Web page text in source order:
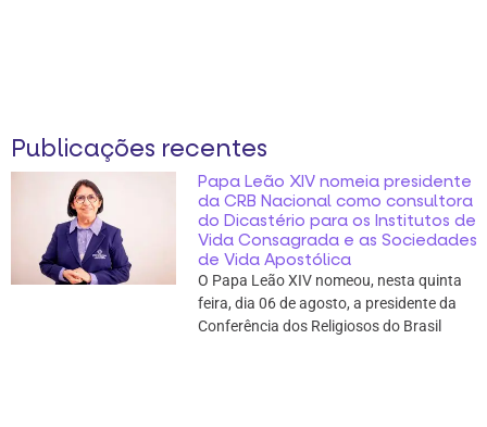
Publicações recentes
Papa Leão XIV nomeia presidente
da CRB Nacional como consultora
do Dicastério para os Institutos de
Vida Consagrada e as Sociedades
de Vida Apostólica
O Papa Leão XIV nomeou, nesta quinta
feira, dia 06 de agosto, a presidente da
Conferência dos Religiosos do Brasil